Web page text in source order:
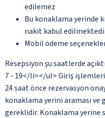
edilemez
Bu konaklama yerinde
nakit kabul
Mobil ödeme
Resepsiyon şu saatlerde
7 - 19</li></ul> Giriş
24 saat önce rezervasyon
konaklama yerini araması ve
gereklidir. Konaklama yerine